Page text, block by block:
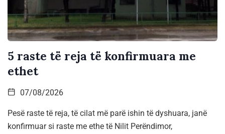
5 raste të reja të konfirmuara me
ethet
07/08/2026
Pesë raste të reja, të cilat më parë ishin të dyshuara, janë
konfirmuar si raste me ethe të Nilit Perëndimor,